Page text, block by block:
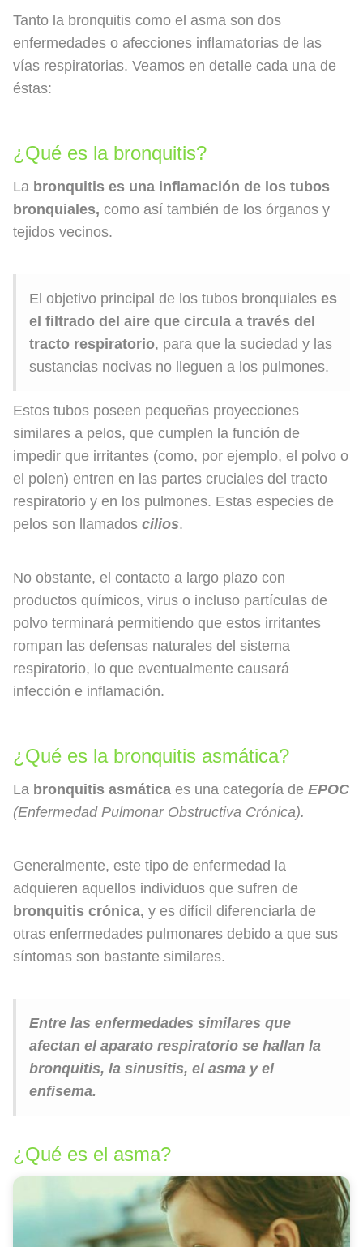
Tanto la bronquitis como el asma son dos
enfermedades o afecciones inflamatorias de las
vías respiratorias. Veamos en detalle cada una de
éstas:
¿Qué es la bronquitis?
La bronquitis es una inflamación de los tubos
bronquiales, como así también de los órganos y
tejidos vecinos.
El objetivo principal de los tubos bronquiales es
el filtrado del aire que circula a través del
tracto respiratorio, para que la suciedad y las
sustancias nocivas no lleguen a los pulmones.
Estos tubos poseen pequeñas proyecciones
similares a pelos, que cumplen la función de
impedir que irritantes (como, por ejemplo, el polvo o
el polen) entren en las partes cruciales del tracto
respiratorio y en los pulmones. Estas especies de
pelos son llamados cilios.
No obstante, el contacto a largo plazo con
productos químicos, virus o incluso partículas de
polvo terminará permitiendo que estos irritantes
rompan las defensas naturales del sistema
respiratorio, lo que eventualmente causará
infección e inflamación.
¿Qué es la bronquitis asmática?
La bronquitis asmática es una categoría de EPOC
(Enfermedad Pulmonar Obstructiva Crónica).
Generalmente, este tipo de enfermedad la
adquieren aquellos individuos que sufren de
bronquitis crónica, y es difícil diferenciarla de
otras enfermedades pulmonares debido a que sus
síntomas son bastante similares.
Entre las enfermedades similares que
afectan el aparato respiratorio se hallan la
bronquitis, la sinusitis, el asma y el
enfisema.
¿Qué es el asma?